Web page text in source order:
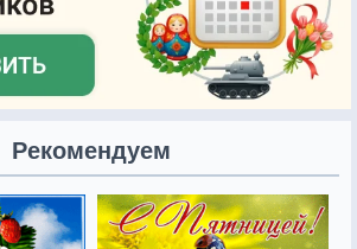
Рекомендуем